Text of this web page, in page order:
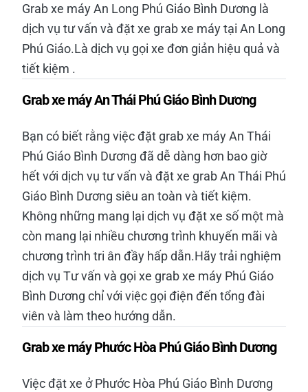
Grab xe máy An Long Phú Giáo Bình Dương là
dịch vụ tư vấn và đặt xe grab xe máy tại An Long
Phú Giáo.Là dịch vụ gọi xe đơn giản hiệu quả và
tiết kiệm .
Grab xe máy An Thái Phú Giáo Bình Dương
Bạn có biết rằng việc đặt grab xe máy An Thái
Phú Giáo Bình Dương đã dễ dàng hơn bao giờ
hết với dịch vụ tư vấn và đặt xe grab An Thái Phú
Giáo Bình Dương siêu an toàn và tiết kiệm.
Không những mang lại dịch vụ đặt xe số một mà
còn mang lại nhiều chương trình khuyến mãi và
chương trình tri ân đầy hấp dẫn.Hãy trải nghiệm
dịch vụ Tư vấn và gọi xe grab xe máy Phú Giáo
Bình Dương chỉ với việc gọi điện đến tổng đài
viên và làm theo hướng dẫn.
Grab xe máy Phước Hòa Phú Giáo Bình Dương
Việc đặt xe ở Phước Hòa Phú Giáo Bình Dương